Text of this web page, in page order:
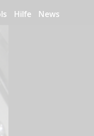
Hilfe News